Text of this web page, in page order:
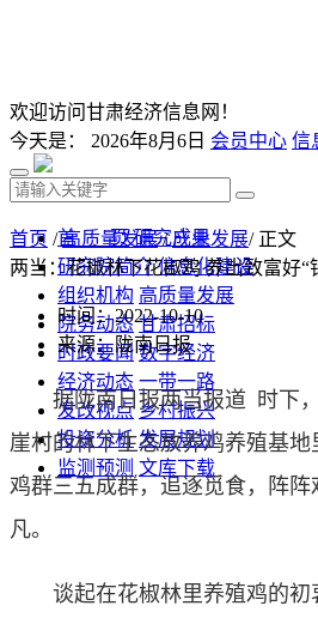
欢迎访问甘肃经济信息网！
今天是： 2026年8月6日 会员中心 信
首 页 研究成果
研究院简介 信息化建设
组织机构 高质量发展
院务动态 甘肃招标
时政要闻 数字经济
经济动态 一带一路
发改视点 乡村振兴
投资分析 发展规划
监测预测 文库下载
首页 /高质量发展/产业发展/ 正文
两当：花椒林下花椒鸡 养出致富好“
时间：2022-10-10
来源：陇南日报
据陇南日报两当报道 时下，
崖村的林下生态放养鸡养殖基
鸡群三五成群，追逐觅食，阵
凡。
谈起在花椒林里养殖鸡的初